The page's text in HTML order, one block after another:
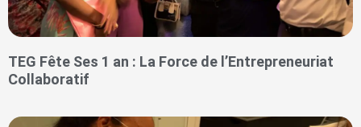
TEG Fête Ses 1 an : La Force de l’Entrepreneuriat
Collaboratif